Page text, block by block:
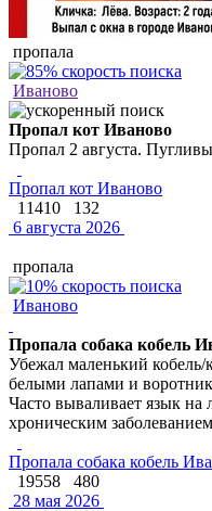
пропала
Иваново
Пропал кот Иваново
Пропал 2 августа.
Пропал кот Иваново
11410
132
6 августа 2026
пропала
Иваново
Пропала собака кобель
Убежал маленький
белыми лапами и
Часто вываливает язык на
хроническим
Пропала собака кобель
19558
480
28 мая 2026